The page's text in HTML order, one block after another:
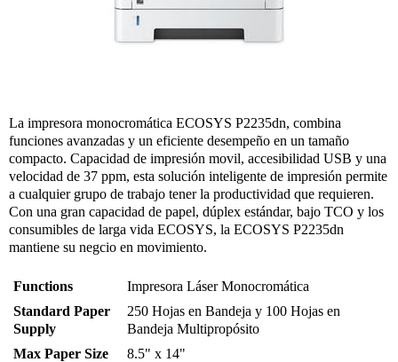
La impresora monocromática ECOSYS P2235dn, combina
funciones avanzadas y un eficiente desempeño en un tamaño
compacto. Capacidad de impresión movil, accesibilidad USB y una
velocidad de 37 ppm, esta solución inteligente de impresión permite
a cualquier grupo de trabajo tener la productividad que requieren.
Con una gran capacidad de papel, dúplex estándar, bajo TCO y los
consumibles de larga vida ECOSYS, la ECOSYS P2235dn
mantiene su negcio en movimiento.
Functions
Impresora Láser Monocromática
Standard Paper
Supply
250 Hojas en Bandeja y 100 Hojas en
Bandeja Multipropósito
Max Paper Size
8.5" x 14"